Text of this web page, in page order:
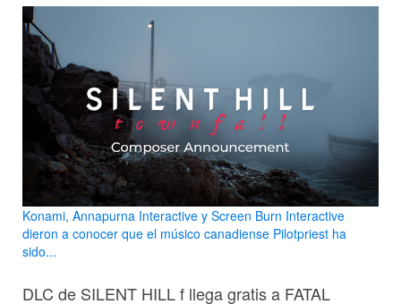
Konami, Annapurna Interactive y Screen Burn Interactive
dieron a conocer que el músico canadiense Pilotpriest ha
sido...
DLC de SILENT HILL f llega gratis a FATAL